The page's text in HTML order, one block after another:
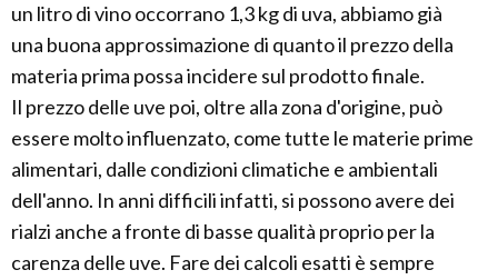
un litro di vino occorrano 1,3 kg di uva, abbiamo già
una buona approssimazione di quanto il prezzo della
materia prima possa incidere sul prodotto finale.
Il prezzo delle uve poi, oltre alla zona d'origine, può
essere molto influenzato, come tutte le materie prime
alimentari, dalle condizioni climatiche e ambientali
dell'anno. In anni difficili infatti, si possono avere dei
rialzi anche a fronte di basse qualità proprio per la
carenza delle uve. Fare dei calcoli esatti è sempre